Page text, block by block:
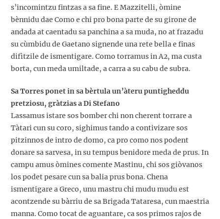
s’incomintzu fintzas a sa fine. E Mazzitelli, òmine
bènnidu dae Como e chi pro bona parte de su girone de
andada at caentadu sa panchina a sa muda, no at frazadu
su cùmbidu de Gaetano signende una rete bella e finas
difìtzile de ismentigare. Como torramus in A2, ma custa
borta, cun meda umiltade, a carra a su cabu de subra.
Sa Torres ponet in sa bèrtula un’àteru puntigheddu
pretziosu, gràtzias a Di Stefano
Lassamus istare sos bomber chi non cherent torrare a
Tàtari cun su coro, sighimus tando a contivizare sos
pitzinnos de intro de domo, ca pro como nos podent
donare sa sarvesa, in su tempus benidore meda de prus. In
campu amus òmines comente Mastinu, chi sos giòvanos
los podet pesare cun sa balia prus bona. Chena
ismentigare a Greco, unu mastru chi mudu mudu est
acontzende su bàrriu de sa Brigada Tataresa, cun maestria
manna. Como tocat de aguantare, ca sos primos rajos de